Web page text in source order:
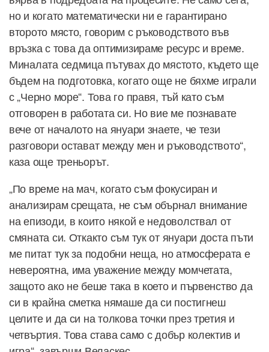
но и когато математически ни е гарантирано
второто място, говорим с ръководството във
връзка с това да оптимизираме ресурс и време.
Миналата седмица пътувах до мястото, където ще
бъдем на подготовка, когато още не бяхме играли
с „Черно море“. Това го правя, тъй като съм
отговорен в работата си. Но вие ме познавате
вече от началото на януари знаете, че тези
разговори остават между мен и ръководството“,
каза още треньорът.
„По време на мач, когато съм фокусиран и
анализирам срещата, не съм обърнал внимание
на епизоди, в които някой е недоволствал от
смяната си. Откакто съм тук от януари доста пъти
ме питат тук за подобни неща, но атмосферата е
невероятна, има уважение между момчетата,
защото ако не беше така в което и първенство да
си в крайна сметка нямаше да си постигнеш
целите и да си на толкова точки през третия и
четвъртия. Това става само с добър колектив и